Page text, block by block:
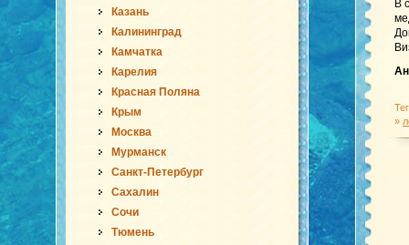
Казань
Калининград
Камчатка
Карелия
Красная Поляна
Крым
Москва
Мурманск
Санкт-Петербург
Сахалин
Сочи
Тюмень
В
»